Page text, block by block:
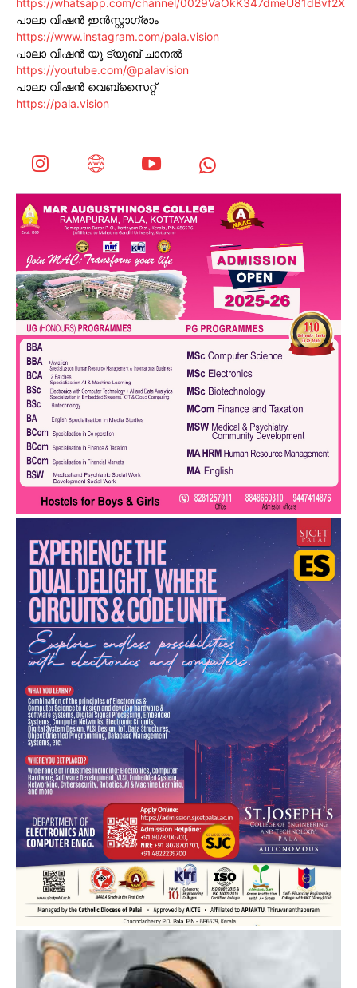
പാലാ വിഷൻ ഇൻസ്റ്റാഗ്രാം
https://www.instagram.com/pala.vision
പാലാ വിഷൻ യൂ ട്യൂബ് ചാനൽ
https://youtube.com/@palavision
പാലാ വിഷൻ വെബ്സൈറ്റ്
https://pala.vision